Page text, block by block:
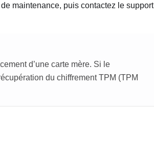
maintenance, puis contactez le support
d’une carte mère. Si le
du chiffrement TPM (TPM